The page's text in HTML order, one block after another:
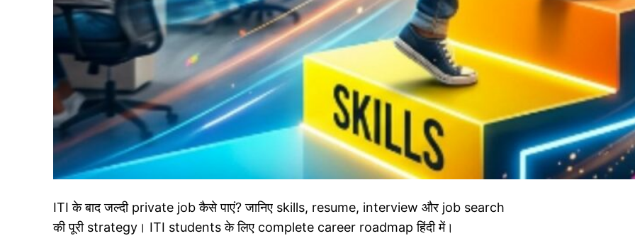
ITI के बाद जल्दी private job कैसे पाएं? जानिए skills, resume, interview और job search
की पूरी strategy। ITI students के लिए complete career roadmap हिंदी में।